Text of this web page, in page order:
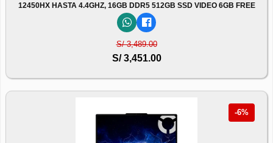
12450HX HASTA 4.4GHZ, 16GB DDR5 512GB SSD VIDEO 6GB FREE
S/ 3,489.00
S/ 3,451.00
-6%